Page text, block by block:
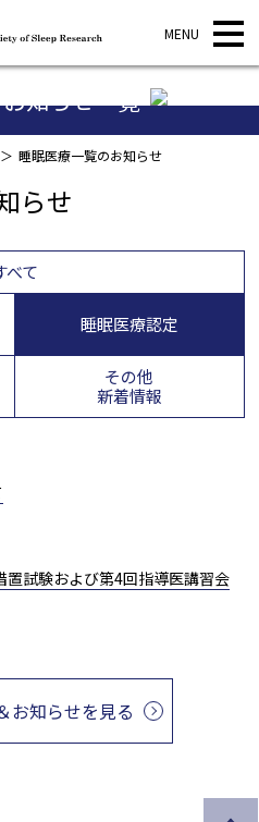
知らせ一覧
睡眠医療一覧のお知らせ
らせ
べて
睡眠医療認定
その他
新着情報
試験および第4回指導医講習会
お知らせを見る